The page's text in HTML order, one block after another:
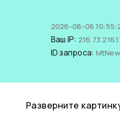
2026-08-06
Ваш IP:
ID запроса:
Разверните